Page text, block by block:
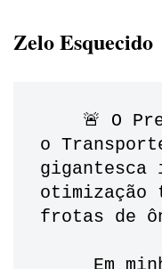
Zelo Esquecido
o
gigantesca
otimização
frotas de